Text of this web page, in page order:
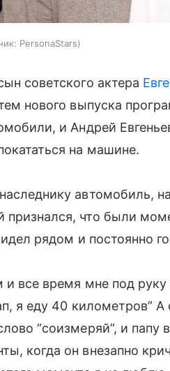
PersonaStars
советского актера
нового выпуска
и Андрей
на машине.
автомобиль,
что были
рядом и постоянно
все время мне под
я еду 40 километров”
“соизмеряй”, и
когда он внезапно